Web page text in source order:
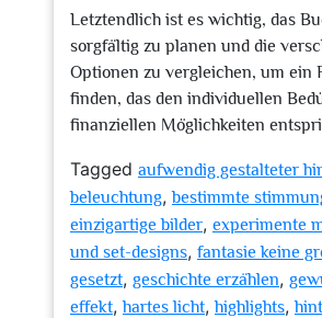
Letztendlich ist es wichtig, das
sorgfältig zu planen und die
Optionen zu vergleichen, um ein
finden, das den individuellen
finanziellen Möglichkeiten
Tagged aufwendig gestalteter
beleuchtung,bestimmte
einzigartige bilder, experimente
und set-designs, fantasie keine
gesetzt, geschichte erzählen,
effekt,hartes licht,highlights,